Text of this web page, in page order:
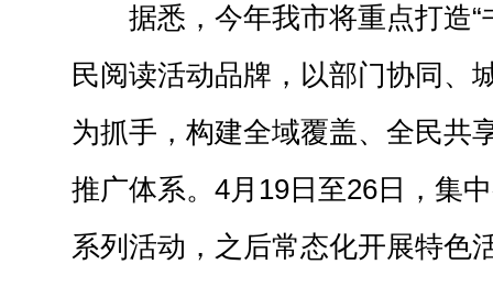
据悉，今年我市将重点打造
民阅读活动品牌，以部门协同、
为抓手，构建全域覆盖、全民共
推广体系。4月19日至26日，集
系列活动，之后常态化开展特色